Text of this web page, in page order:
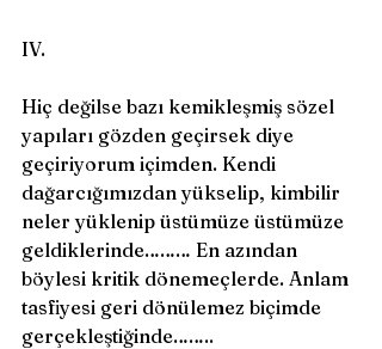
IV.
Hiç değilse bazı kemikleşmiş sözel
yapıları gözden geçirsek diye
geçiriyorum içimden. Kendi
dağarcığımızdan yükselip, kimbilir
neler yüklenip üstümüze üstümüze
geldiklerinde……… En azından
böylesi kritik dönemeçlerde. Anlam
tasfiyesi geri dönülemez biçimde
gerçekleştiğinde……..